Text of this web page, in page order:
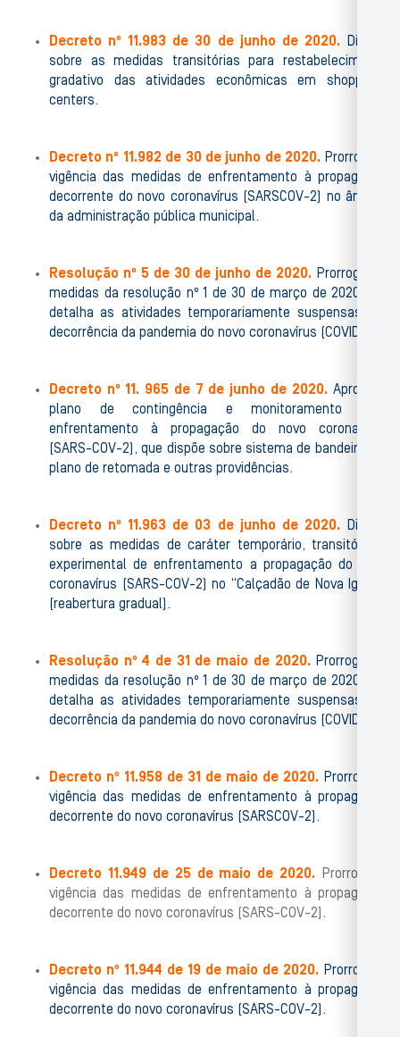
Decreto nº 11.983 de 30 de junho de 2020.
Dispõe
sobre as medidas transitórias para restabelecimento
gradativo das atividades econômicas em shoppings
centers.
Decreto nº 11.982 de 30 de junho de 2020. Prorroga a
vigência das medidas de enfrentamento à propagação
decorrente do novo coronavírus (SARSCOV-2) no âmbito
da administração pública municipal.
Resolução nº 5 de 30 de junho de 2020. Prorroga as
medidas da resolução nº 1 de 30 de março de 2020 que
detalha as atividades temporariamente suspensas em
decorrência da pandemia do novo coronavírus (COVID-19).
Decreto nº 11. 965 de 7 de junho de 2020.Aprova o
plano de contingência e monitoramento para
enfrentamento à propagação do novo coronavírus
(SARS-COV-2), que dispõe sobre sistema de bandeiras, o
plano de retomada e outras providências.
Decreto nº 11.963 de 03 de junho de 2020.Dispõe
sobre as medidas de caráter temporário, transitório e
experimental de enfrentamento a propagação do novo
coronavírus (SARS-COV-2) no “Calçadão de Nova Iguaçu
(reabertura gradual).
Resolução nº 4 de 31 de maio de 2020.Prorroga as
medidas da resolução nº 1 de 30 de março de 2020 que
detalha as atividades temporariamente suspensas em
decorrência da pandemia do novo coronavírus (COVID-19).
Decreto nº 11.958 de 31 de maio de 2020. Prorroga a
vigência das medidas de enfrentamento à propagação
decorrente do novo coronavírus (SARSCOV-2).
Decreto 11.949 de 25 de maio de 2020. Prorroga a
vigência das medidas de enfrentamento à propagação
decorrente do novo coronavírus (SARS-COV-2).
Decreto nº 11.944 de 19 de maio de 2020. Prorroga a
vigência das medidas de enfrentamento à propagação
decorrente do novo coronavírus (SARS-COV-2).